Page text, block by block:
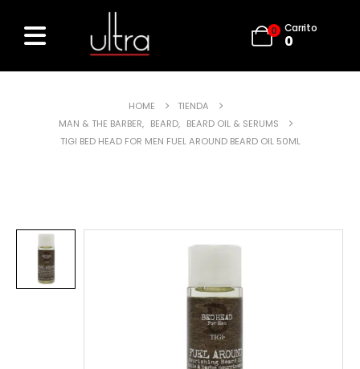
0 Carrito
0
HOME
TIENDA
MAN & THE BARBER, BEARD, BEARD OIL & SERUMS
TIGI BED HEAD FOR MEN FUEL AROUND BEARD OIL 50ML